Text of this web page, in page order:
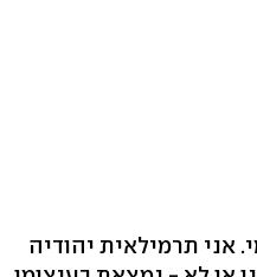
אני תרמילאית יהודיה